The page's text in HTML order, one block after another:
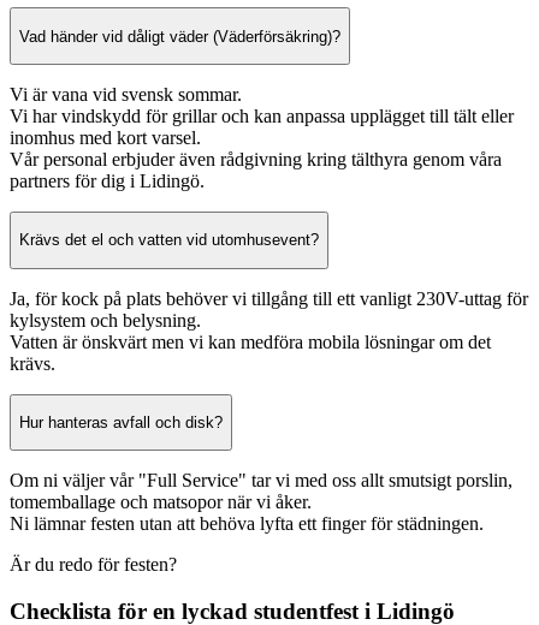
Vad händer vid dåligt väder (Väderförsäkring)?
Vi är vana vid svensk sommar.
Vi har vindskydd för grillar och kan anpassa upplägget till tält eller
inomhus med kort varsel.
Vår personal erbjuder även rådgivning kring tälthyra genom våra
partners för dig i Lidingö.
Krävs det el och vatten vid utomhusevent?
Ja, för kock på plats behöver vi tillgång till ett vanligt 230V-uttag för
kylsystem och belysning.
Vatten är önskvärt men vi kan medföra mobila lösningar om det
krävs.
Hur hanteras avfall och disk?
Om ni väljer vår "Full Service" tar vi med oss allt smutsigt porslin,
tomemballage och matsopor när vi åker.
Ni lämnar festen utan att behöva lyfta ett finger för städningen.
Är du redo för festen?
Checklista för en lyckad studentfest i Lidingö